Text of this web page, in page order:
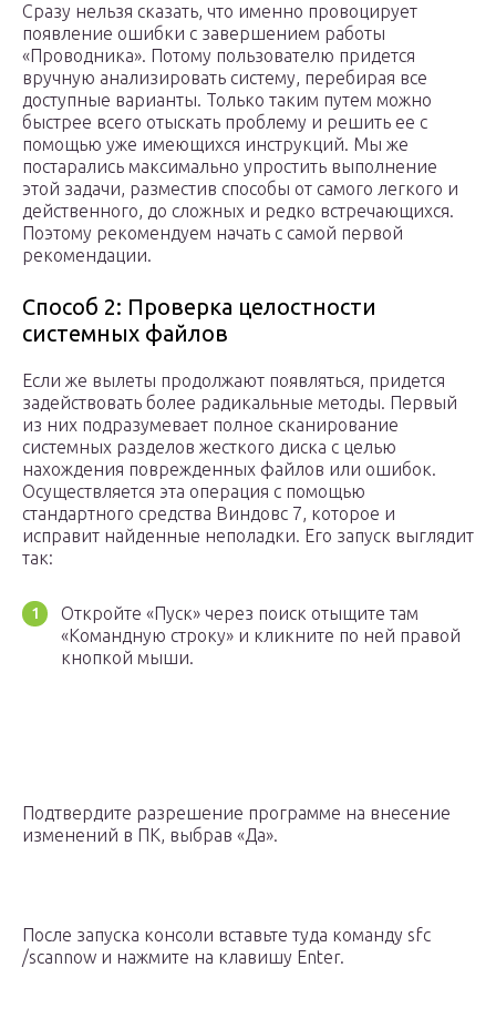
Сразу нельзя сказать, что именно провоцирует
появление ошибки с завершением работы
«Проводника». Потому пользователю придется
вручную анализировать систему, перебирая все
доступные варианты. Только таким путем можно
быстрее всего отыскать проблему и решить ее с
помощью уже имеющихся инструкций. Мы же
постарались максимально упростить выполнение
этой задачи, разместив способы от самого легкого и
действенного, до сложных и редко встречающихся.
Поэтому рекомендуем начать с самой первой
рекомендации.
Способ 2: Проверка целостности
системных файлов
Если же вылеты продолжают появляться, придется
задействовать более радикальные методы. Первый
из них подразумевает полное сканирование
системных разделов жесткого диска с целью
нахождения поврежденных файлов или ошибок.
Осуществляется эта операция с помощью
стандартного средства Виндовс 7, которое и
исправит найденные неполадки. Его запуск выглядит
так:
Откройте «Пуск» через поиск отыщите там
«Командную строку» и кликните по ней правой
кнопкой мыши.
Подтвердите разрешение программе на внесение
изменений в ПК, выбрав «Да».
После запуска консоли вставьте туда команду sfc
/scannow и нажмите на клавишу Enter.